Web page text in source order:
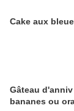
Cake aux
Gâteau
bananes ou